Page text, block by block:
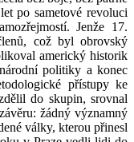
po sametové revoluci
Jenže 17.
což byl obrovský
americký historik
politiky a konec
přístupy ke
do skupin, srovnal
žádný významný
války, kterou přinesl